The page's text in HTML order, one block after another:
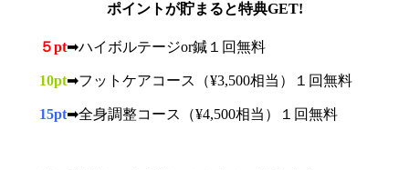
ポイントが貯まると特典GET!
５pt➡︎ハイボルテージor鍼１回無料
10pt➡︎フットケアコース（¥3,500相当）１回無料
15pt➡︎全身調整コース（¥4,500相当）１回無料